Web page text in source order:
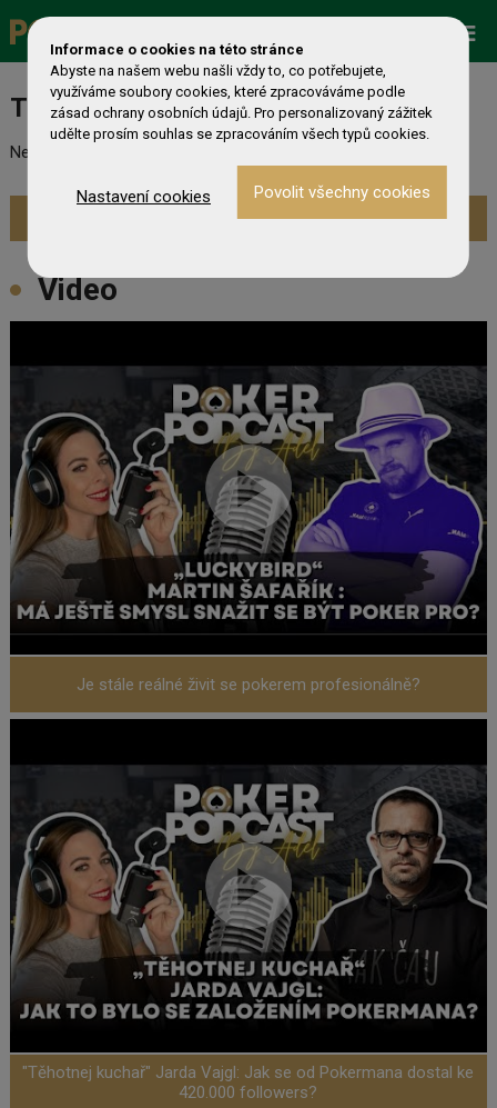
Zobrazit více »
Turnaj nebyl nalezen
Nebyl nalezen odpovídající turnaj. Prevděpodobně již skončil.
Zobrazit aktuální turnaje »
Video
Je stále reálné živit se pokerem profesionálně?
"Těhotnej kuchař" Jarda Vajgl: Jak se od Pokermana dostal ke
420.000 followers?
Informace o cookies na této stránce
Abyste na našem webu našli vždy to, co potřebujete,
využíváme soubory cookies, které zpracováváme podle
zásad ochrany osobních údajů. Pro personalizovaný zážitek
udělte prosím souhlas se zpracováním všech typů cookies.
Nastavení cookies